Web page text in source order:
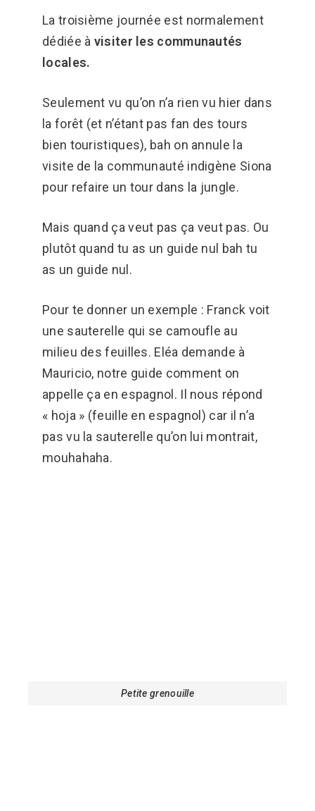
La troisième journée est normalement
dédiée à visiter les communautés
locales.
Seulement vu qu’on n’a rien vu hier dans
la forêt (et n’étant pas fan des tours
bien touristiques), bah on annule la
visite de la communauté indigène Siona
pour refaire un tour dans la jungle.
Mais quand ça veut pas ça veut pas. Ou
plutôt quand tu as un guide nul bah tu
as un guide nul.
Pour te donner un exemple : Franck voit
une sauterelle qui se camoufle au
milieu des feuilles. Eléa demande à
Mauricio, notre guide comment on
appelle ça en espagnol. Il nous répond
« hoja » (feuille en espagnol) car il n’a
pas vu la sauterelle qu’on lui montrait,
mouhahaha.
Petite grenouille